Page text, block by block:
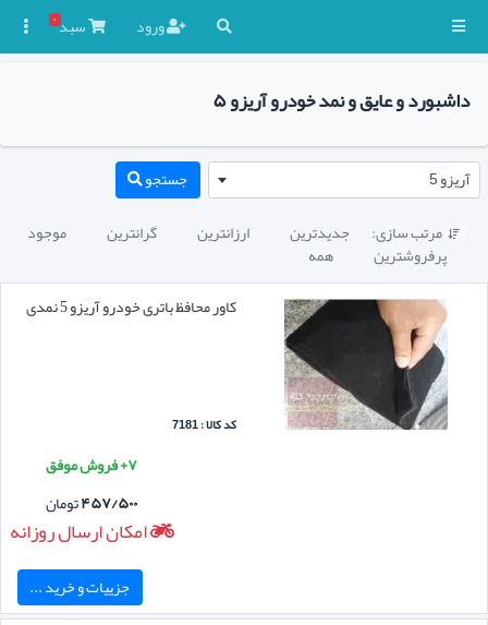
ورود سبد۰
داشبورد و عایق و نمد خودرو آریزو ۵
آریزو 5 جستجو
 مرتب سازی: جدیدترین ارزانترین گرانترین موجود
پرفروشترین
همه
کاور محافظ باتری خودرو آریزو 5 نمدی
کد کالا : 7181
۷+ فروش موفق
۴۵۷/۵۰۰تومان
امکان ارسال روزانه
جزییات و خرید ...